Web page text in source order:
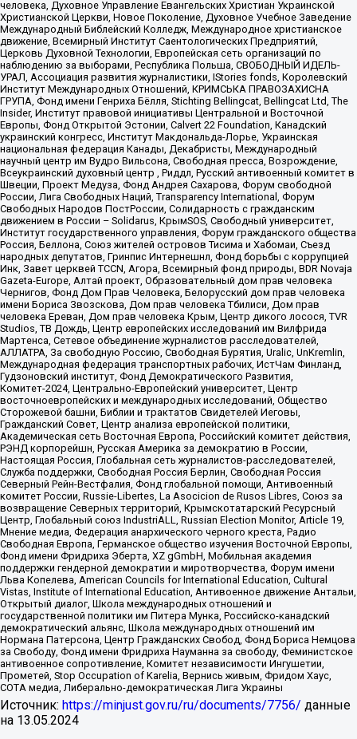
человека, Духовное Управление Евангельских Христиан Украинской
Христианской Церкви, Новое Поколение, Духовное Учебное Заведение
Международный Библейский Колледж, Международное христианское
движение, Всемирный Институт Саентологических Предприятий,
Церковь Духовной Технологии, Европейская сеть организаций по
наблюдению за выборами, Республика Польша, СВОБОДНЫЙ ИДЕЛЬ-
УРАЛ, Ассоциация развития журналистики, IStories fonds, Королевский
Институт Международных Отношений, КРИМСЬКА ПРАВОЗАХИСНА
ГРУПА, Фонд имени Генриха Бёлля, Stichting Bellingcat, Bellingcat Ltd, The
Insider, Институт правовой инициативы Центральной и Восточной
Европы, Фонд Открытой Эстонии, Calvert 22 Foundation, Канадский
украинский конгресс, Институт Макдональда-Лорье, Украинская
национальная федерация Канады, Декабристы, Международный
научный центр им Вудро Вильсона, Свободная пресса, Возрождение,
Всеукраинский духовный центр , Риддл, Русский антивоенный комитет в
Швеции, Проект Медуза, Фонд Андрея Сахарова, Форум свободной
России, Лига Свободных Наций, Transparеncy International, Форум
Свободных Народов ПостРоссии, Солидарность с гражданским
движением в России – Solidarus, КрымSOS, Свободный университет,
Институт государственного управления, Форум гражданского общества
Россия, Беллона, Союз жителей островов Тисима и Хабомаи, Съезд
народных депутатов, Гринпис Интернешнл, Фонд борьбы с коррупцией
Инк, Завет церквей TCCN, Агора, Всемирный фонд природы, BDR Novaja
Gazeta-Europe, Алтай проект, Образовательный дом прав человека
Чернигов, Фонд Дом Прав Человека, Белорусский дом прав человека
имени Бориса Звозскова, Дом прав человека Тбилиси, Дом прав
человека Ереван, Дом прав человека Крым, Центр дикого лосося, TVR
Studios, ТВ Дождь, Центр европейских исследований им Вилфрида
Мартенса, Сетевое объединение журналистов расследователей,
АЛЛАТРА, За свободную Россию, Свободная Бурятия, Uralic, UnKremlin,
Международная федерация транспортных рабочих, ИстЧам Финланд,
Гудзоновский институт, Фонд Демократического Развития,
Комитет-2024, Центрально-Европейский университет, Центр
восточноевропейских и международных исследований, Общество
Сторожевой башни, Библии и трактатов Свидетелей Иеговы,
Гражданский Совет, Центр анализа европейской политики,
Академическая сеть Восточная Европа, Российский комитет действия,
РЭНД корпорейшн, Русская Америка за демократию в России,
Настоящая Россия, Глобальная сеть журналистов-расследователей,
Служба поддержки, Свободная Россия Берлин, Свободная Россия
Северный Рейн-Вестфалия, Фонд глобальной помощи, Антивоенный
комитет России, Russie-Libertes, La Asocicion de Rusos Libres, Союз за
возвращение Северных территорий, Крымскотатарский Ресурсный
Центр, Глобальный союз IndustriALL, Russian Election Monitor, Article 19,
Мнение медиа, Федерация анархического черного креста, Радио
Свободная Европа, Германское общество изучения Восточной Европы,
Фонд имени Фридриха Эберта, XZ gGmbH, Мобильная академия
поддержки гендерной демократии и миротворчества, Форум имени
Льва Копелева, American Councils for International Education, Cultural
Vistas, Institute of International Education, Антивоенное движение Антальи,
Открытый диалог, Школа международных отношений и
государственной политики им Питера Мунка, Российско-канадский
демократический альянс, Школа международных отношений им
Нормана Патерсона, Центр Гражданских Свобод, Фонд Бориса Немцова
за Свободу, Фонд имени Фридриха Науманна за свободу, Феминистское
антивоенное сопротивление, Комитет независимости Ингушетии,
Прометей, Stop Occupation of Karelia, Вернись живым, Фридом Хаус,
СОТА медиа, Либерально-демократическая Лига Украины
Источник: https://minjust.gov.ru/ru/documents/7756/ данные
на 13.05.2024